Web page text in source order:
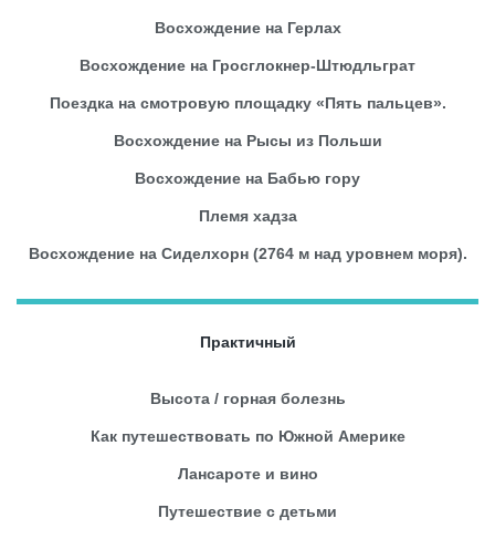
Восхождение на Герлах
Восхождение на Гросглокнер-Штюдльграт
Поездка на смотровую площадку «Пять пальцев».
Восхождение на Рысы из Польши
Восхождение на Бабью гору
Племя хадза
Восхождение на Сиделхорн (2764 м над уровнем моря).
Практичный
Высота / горная болезнь
Как путешествовать по Южной Америке
Лансароте и вино
Путешествие с детьми